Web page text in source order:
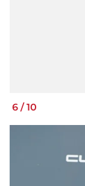
6 /10